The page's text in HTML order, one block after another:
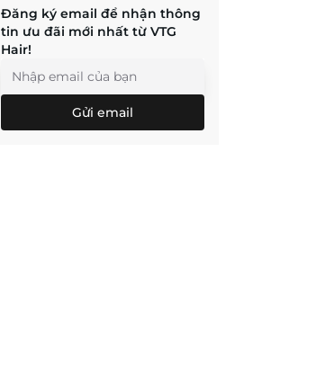
Đăng ký email để nhận thông
tin ưu đãi mới nhất từ VTG
Hair!
Gửi email